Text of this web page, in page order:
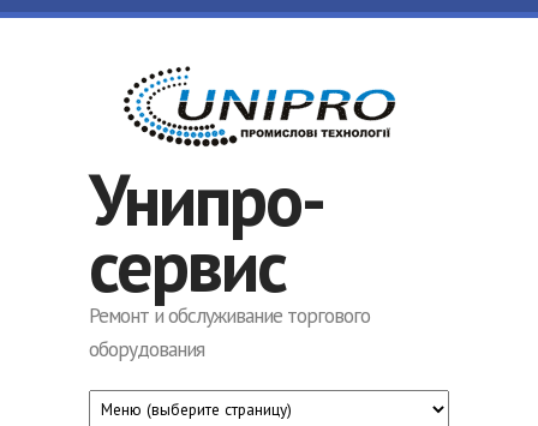
Перейти к основному содержанию
Унипро-
сервис
Ремонт и обслуживание торгового
оборудования